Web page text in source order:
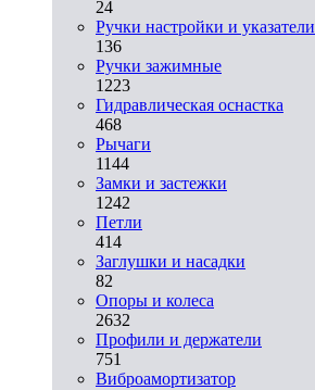
24
Ручки настройки и указатели
136
Ручки зажимные
1223
Гидравлическая оснастка
468
Рычаги
1144
Замки и застежки
1242
Петли
414
Заглушки и насадки
82
Опоры и колеса
2632
Профили и держатели
751
Виброамортизатор